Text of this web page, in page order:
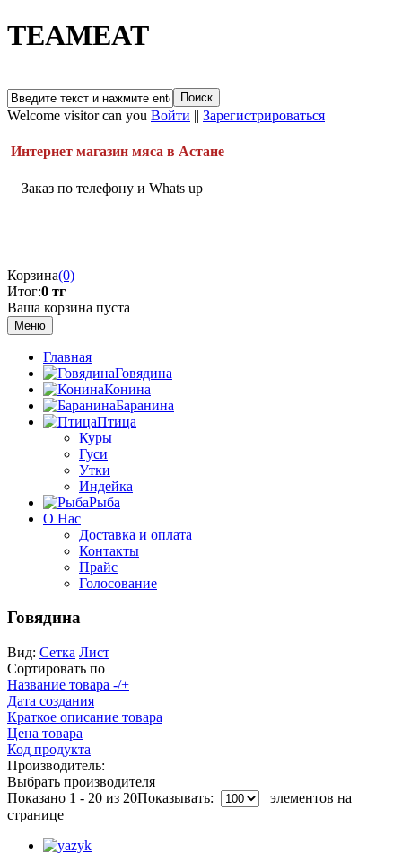
TEAMEAT
Welcome visitor can you Войти || Зарегистрироваться
Интернет магазин мяса в Астане
Заказ по телефону и Whats up
Корзина(0)
Итог:0 тг
Ваша корзина пуста
Меню
Главная
Говядина
Конина
Баранина
Птица
Куры
Гуси
Утки
Индейка
Рыба
О Нас
Доставка и оплата
Контакты
Прайс
Голосование
Говядина
Вид: Сетка Лист
Сортировать по
Название товара -/+
Дата создания
Краткое описание товара
Цена товара
Код продукта
Производитель:
Выбрать производителя
Показано 1 - 20 из 20Показывать:
элементов на
странице